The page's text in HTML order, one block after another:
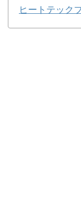
ヒートテック